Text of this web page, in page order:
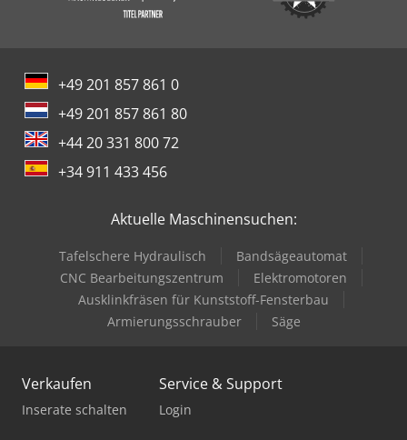
+49 201 857 861 0
+49 201 857 861 80
+44 20 331 800 72
+34 911 433 456
Aktuelle Maschinensuchen:
Tafelschere Hydraulisch
Bandsägeautomat
CNC Bearbeitungszentrum
Elektromotoren
Ausklinkfräsen für Kunststoff-Fensterbau
Armierungsschrauber
Säge
Verkaufen
Inserate schalten
Service & Support
Login